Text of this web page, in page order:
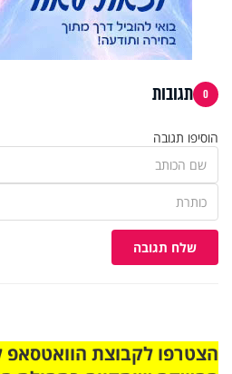
0 תגובות
הוסיפו תגובה
שלח תגובה